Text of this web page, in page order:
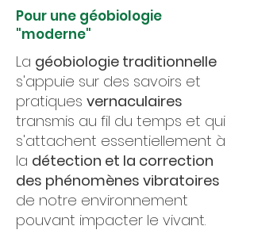
Pour une géobiologie
"moderne"
La géobiologie traditionnelle
s'appuie sur des savoirs et
pratiques vernaculaires
transmis au fil du temps et qui
s'attachent essentiellement à
la détection et la correction
des phénomènes vibratoires
de notre environnement
pouvant impacter le vivant.